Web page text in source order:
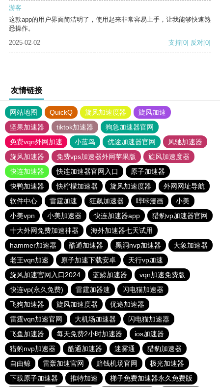
游客
这款app的用户界面简洁明了，使用起来非常容易上手，让我能够快速熟
悉操作。
2025-02-02
支持[0] 反对[0]
友情链接
网站地图 QuickQ 旋风加速度器
旋风加速
坚果加速器
tiktok加速器
狗急加速器官网
免费vqn外网加速
小蓝鸟 优途加速器官网
风驰加速器
旋风加速器
免费vps加速器外网苹果版
旋风加速度器
快连加速器
快连加速器官网入口
原子加速器
快鸭加速器
快柠檬加速器 旋风加速度器
外网网址导航
软件中心
雷霆加速 狂飙加速器 哔咔漫画
小美
小美vpn
小美加速器 快连加速器app
猎豹vp加速器官网
十大外网免费加速神器
海外加速器七天试用
hammer加速器
酷通加速器 黑洞nvp加速器
大象加速器
老王vqn加速
原子加速下载安卓
天行vp加速
旋风加速官网入口2024
蓝鲸加速器
vqn加速免费版
快连vp(永久免费)
雷霆加器速
闪电猫加速器
飞狗加速器
旋风加速度器
优途加速器
雷霆vqn加速官网
大机场加速器
闪电猫加速器
飞鱼加速器
每天免费2小时加速器
ios加速器
猎豹nvp加速器
酷通加速器 迷雾通
猎豹加速器
自由鲸
雷轰加速官网 赔钱机场官网
极光加速器
下载原子加速器
推特加速 梯子免费加速器永久免费版